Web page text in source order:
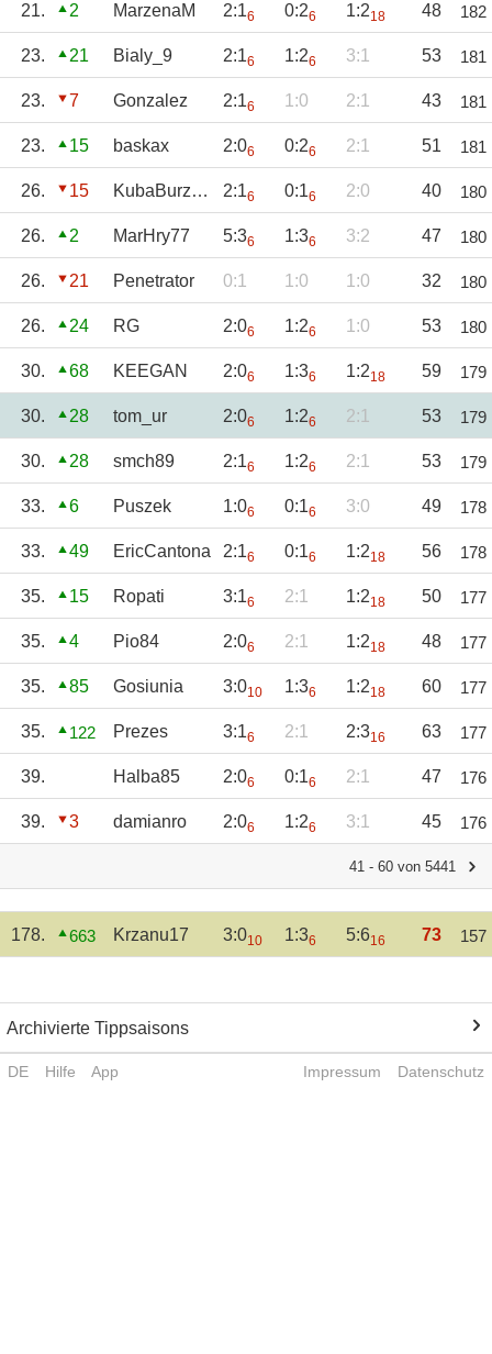
21. 2 MarzenaM 2:16 0:26 1:218 48 182
23. 21 Bialy_9 2:16 1:26 3:1 53 181
23. 7 Gonzalez 2:16 1:0 2:1 43 181
23. 15 baskax 2:06 0:26 2:1 51 181
26. 15 KubaBurzyński 2:16 0:16 2:0 40 180
26. 2 MarHry77 5:36 1:36 3:2 47 180
26. 21 Penetrator 0:1 1:0 1:0 32 180
26. 24 RG 2:06 1:26 1:0 53 180
30. 68 KEEGAN 2:06 1:36 1:218 59 179
30. 28 tom_ur 2:06 1:26 2:1 53 179
30. 28 smch89 2:16 1:26 2:1 53 179
33. 6 Puszek 1:06 0:16 3:0 49 178
33. 49 EricCantona 2:16 0:16 1:218 56 178
35. 15 Ropati 3:16 2:1 1:218 50 177
35. 4 Pio84 2:06 2:1 1:218 48 177
35. 85 Gosiunia 3:010 1:36 1:218 60 177
35. 122 Prezes 3:16 2:1 2:316 63 177
39. Halba85 2:06 0:16 2:1 47 176
39. 3 damianro 2:06 1:26 3:1 45 176
41 - 60 von 5441
178. 663 Krzanu17 3:010 1:36 5:616 73 157
Archivierte Tippsaisons
DE Hilfe App Impressum Datenschutz